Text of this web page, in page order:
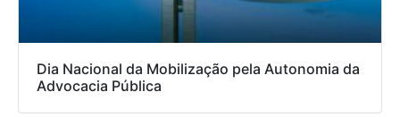
Dia Nacional da Mobilização pela Autonomia da
Advocacia Pública